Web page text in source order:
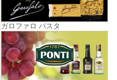
ガロファロ パスタ